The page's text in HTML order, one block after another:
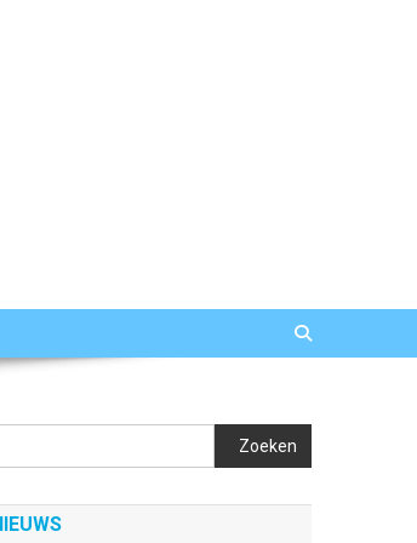
Zoeken